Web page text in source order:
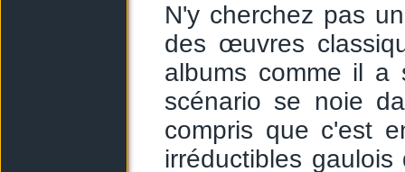
N'y cherchez pas
des œuvres
albums comme il
scénario se noie
compris que c'est
irréductibles